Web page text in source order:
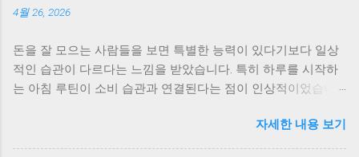
4월 26, 2026
돈을 잘 모으는 사람들을 보면 특별한 능력이 있다기보다 일상
적인 습관이 다르다는 느낌을 받았습니다. 특히 하루를 시작하
는 아침 루틴이 소비 습관과 연결된다는 점이 인상적이었습니
생활에 적용해봤고, 그 결과 어떤 변화가 있었는지 정리해보려
고 합니다. 아침 루틴을 바꾸게 된 이유 이전에는 아침에 급하게
자세한 내용 보기